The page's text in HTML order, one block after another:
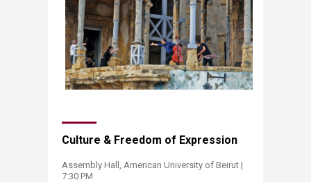
Culture & Freedom of Expression
Assembly Hall, American University of Beirut |
7:30 PM